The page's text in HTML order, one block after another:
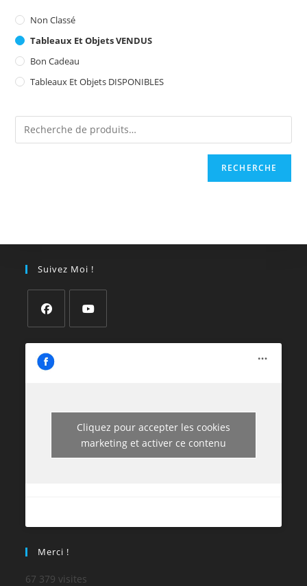
Non Classé
Tableaux Et Objets VENDUS
Bon Cadeau
Tableaux Et Objets DISPONIBLES
RECHERCHE
Suivez Moi !
Cliquez pour accepter les cookies
marketing et activer ce contenu
Merci !
67 379 visites